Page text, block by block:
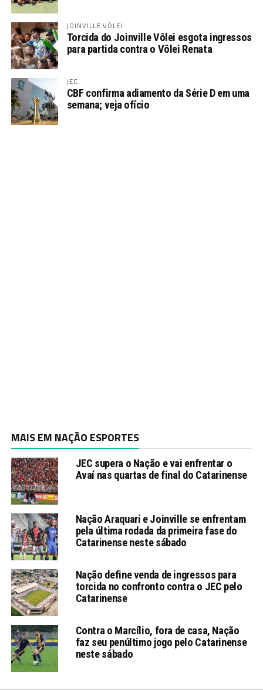
JOINVILLE VÔLEI
Torcida do Joinville Vôlei esgota ingressos
para partida contra o Vôlei Renata
JEC
CBF confirma adiamento da Série D em uma
semana; veja ofício
MAIS EM NAÇÃO ESPORTES
JEC supera o Nação e vai enfrentar o
Avaí nas quartas de final do Catarinense
Nação Araquari e Joinville se enfrentam
pela última rodada da primeira fase do
Catarinense neste sábado
Nação define venda de ingressos para
torcida no confronto contra o JEC pelo
Catarinense
Contra o Marcílio, fora de casa, Nação
faz seu penúltimo jogo pelo Catarinense
neste sábado